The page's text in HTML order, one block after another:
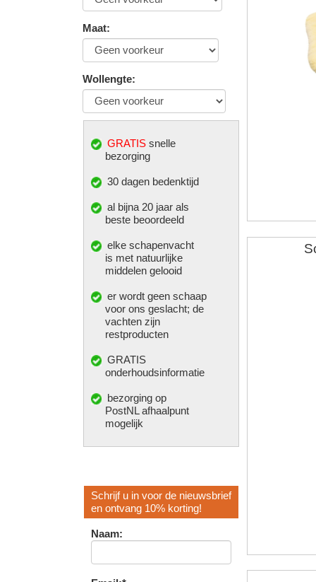
Maat:
Wollengte:
GRATIS snelle
bezorging
30 dagen bedenktijd
al bijna 20 jaar als
beste beoordeeld
elke schapenvacht
is met natuurlijke
middelen gelooid
er wordt geen schaap
voor ons geslacht; de
vachten zijn
restproducten
GRATIS
onderhoudsinformatie
bezorging op
PostNL afhaalpunt
mogelijk
Schrijf u in voor de nieuwsbrief
en ontvang 10% korting!
Naam: